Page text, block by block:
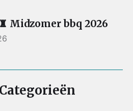
Midzomer bbq 2026